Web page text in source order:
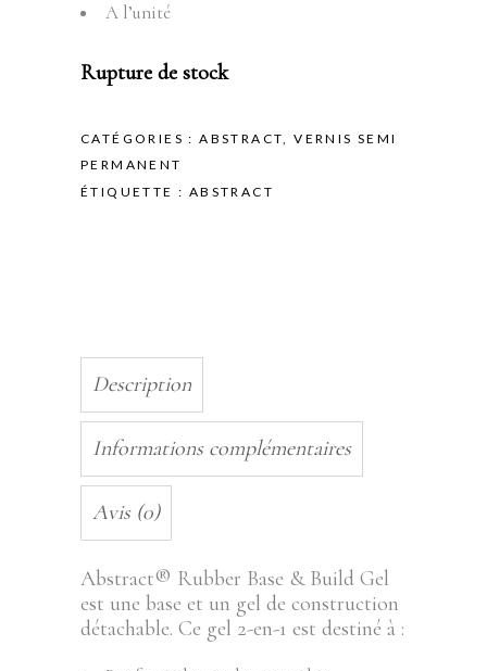
A l’unité
Rupture de stock
CATÉGORIES :ABSTRACT,VERNIS SEMI
PERMANENT
ÉTIQUETTE : ABSTRACT
Description
Informations complémentaires
Avis (0)
Abstract® Rubber Base & Build Gel
est une base et un gel de construction
détachable. Ce gel 2-en-1 est destiné à :